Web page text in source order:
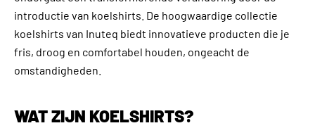
introductie van koelshirts. De hoogwaardige collectie
koelshirts van Inuteq biedt innovatieve producten die je
fris, droog en comfortabel houden, ongeacht de
omstandigheden.
WAT ZIJN KOELSHIRTS?